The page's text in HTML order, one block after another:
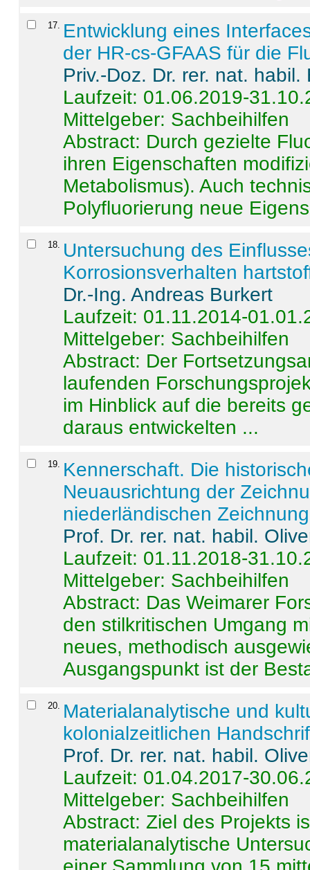
17
Entwicklung eines
der HR-cs-GFAAS für die
Priv.-Doz. Dr. rer. nat.
Laufzeit: 01.06.2019-
Mittelgeber: Sachbeihilfen
Abstract: Durch gezielte
ihren Eigenschaften
Metabolismus). Auch
Polyfluorierung neue
18
Untersuchung des
Korrosionsverhalten
Dr.-Ing. Andreas Burkert
Laufzeit: 01.11.2014-
Mittelgeber: Sachbeihilfen
Abstract: Der
laufenden
im Hinblick auf die bereits
daraus entwickelten ...
19
Kennerschaft. Die
Neuausrichtung der
niederländischen
Prof. Dr. rer. nat. habil.
Laufzeit: 01.11.2018-
Mittelgeber: Sachbeihilfen
Abstract: Das Weimarer
den stilkritischen Umgang
neues, methodisch
Ausgangspunkt ist der
20
Materialanalytische und
kolonialzeitlichen
Prof. Dr. rer. nat. habil.
Laufzeit: 01.04.2017-
Mittelgeber: Sachbeihilfen
Abstract:Ziel des Projekts
materialanalytische